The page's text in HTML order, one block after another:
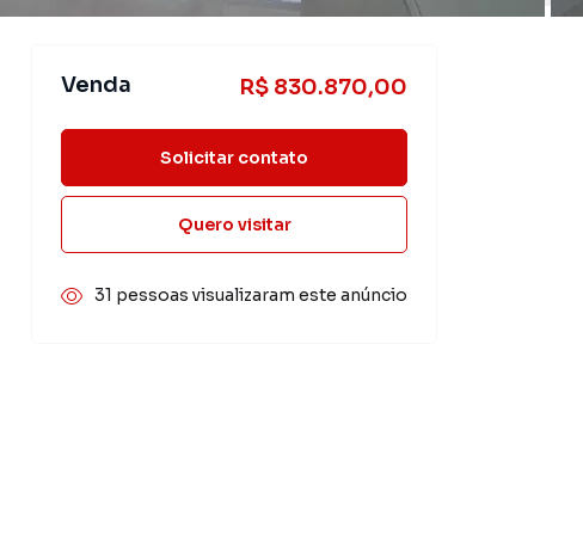
Venda R$ 830.870,00
Solicitar contato
Quero visitar
31 pessoas visualizaram este anúncio